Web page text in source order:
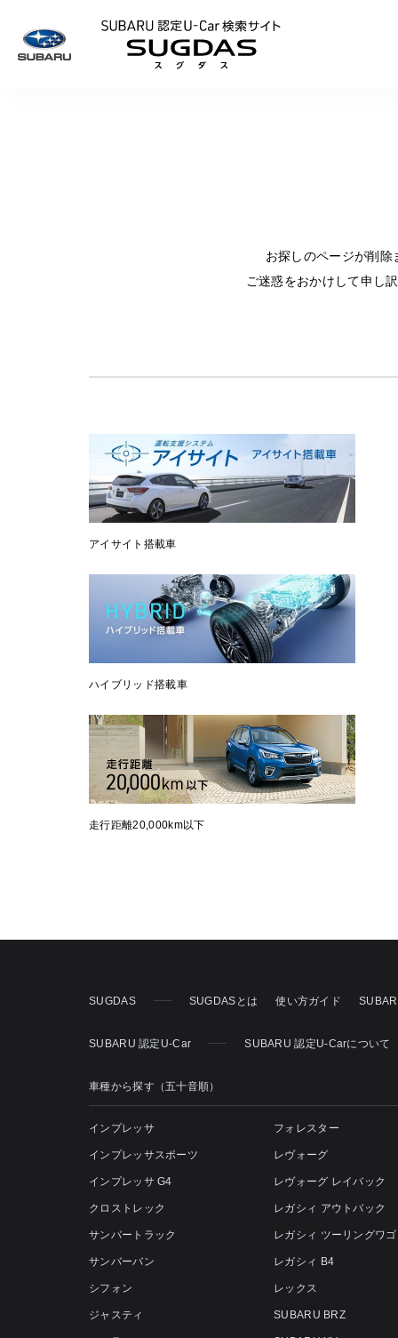
お探しのページが削
ご迷惑をおかけして申し
アイサイト搭載車
ハイブリッド搭載車
走行距離20,000km以下
SUGDAS SUGDASとは 使い方ガイド
SUBARU 認定U-Car SUBARU 認定U-Carについて
車種から探す（五十音順）
インプレッサ
インプレッサスポーツ
インプレッサ G4
クロストレック
サンバートラック
サンバーバン
シフォン
ジャスティ
フォレスター
レヴォーグ
レヴォーグ レイバック
レガシィ アウトバック
レガシィ ツーリングワ
レガシィ B4
レックス
SUBARU BRZ